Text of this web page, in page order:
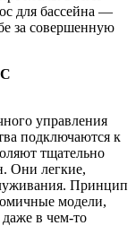
для бассейна —
за совершенную
управления
подключаются к
тщательно
Они легкие,
Принцип
модели,
в чем-то